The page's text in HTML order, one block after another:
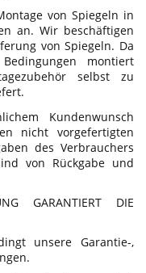
von Spiegeln in
an. Wir beschäftigen
von Spiegeln. Da
montiert
selbst zu
Kundenwunsch
nicht vorgefertigten
des Verbrauchers
von Rückgabe und
GARANTIERT DIE
unsere Garantie-,